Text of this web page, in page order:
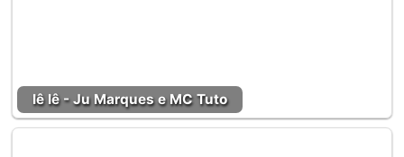
Iê Iê - Ju Marques e MC Tuto